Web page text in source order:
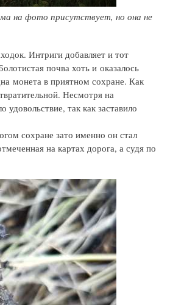
на фото присутствует, но она не
Интриги добавляет и тот
почва хоть и оказалось
монета в приятном сохране. Как
Несмотря на
так как заставило
сохране зато именно он стал
на картах дорога, а судя по